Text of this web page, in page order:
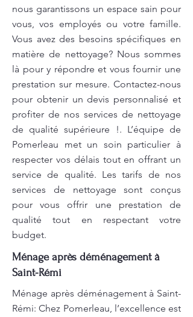
nous garantissons un espace sain pour
vous, vos employés ou votre famille.
Vous avez des besoins spécifiques en
matière de nettoyage? Nous sommes
là pour y répondre et vous fournir une
prestation sur mesure. Contactez-nous
pour obtenir un devis personnalisé et
profiter de nos services de nettoyage
de qualité supérieure !. L’équipe de
Pomerleau met un soin particulier à
respecter vos délais tout en offrant un
service de qualité. Les tarifs de nos
services de nettoyage sont conçus
pour vous offrir une prestation de
qualité tout en respectant votre
budget.
Ménage après déménagement à
Saint-Rémi
Ménage après déménagement à Saint-
Rémi: Chez Pomerleau, l’excellence est